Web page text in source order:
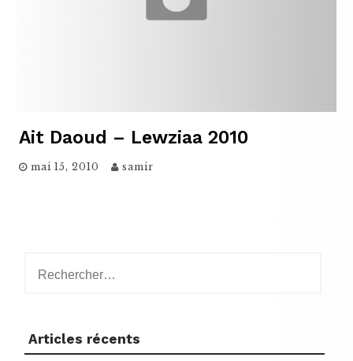
Ait Daoud – Lewziaa 2010
mai 15, 2010 samir
Articles récents